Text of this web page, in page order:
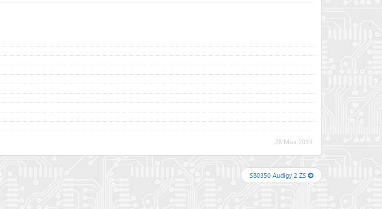
28 Мая 2019
SB0350 Audigy 2 ZS